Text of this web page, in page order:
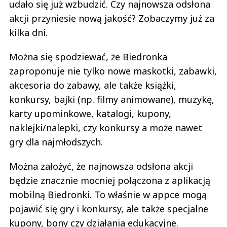
udało się już wzbudzić. Czy najnowsza odsłona
akcji przyniesie nową jakość? Zobaczymy już za
kilka dni.
Można się spodziewać, że Biedronka
zaproponuje nie tylko nowe maskotki, zabawki,
akcesoria do zabawy, ale także książki,
konkursy, bajki (np. filmy animowane), muzykę,
karty upominkowe, katalogi, kupony,
naklejki/nalepki, czy konkursy a może nawet
gry dla najmłodszych.
Można założyć, że najnowsza odsłona akcji
będzie znacznie mocniej połączona z aplikacją
mobilną Biedronki. To właśnie w appce mogą
pojawić się gry i konkursy, ale także specjalne
kupony, bony czy działania edukacyjne.